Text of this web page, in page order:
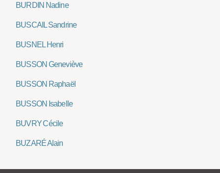
BURDIN Nadine
BUSCAIL Sandrine
BUSNEL Henri
BUSSON Geneviève
BUSSON Raphaël
BUSSON Isabelle
BUVRY Cécile
BUZARÉ Alain